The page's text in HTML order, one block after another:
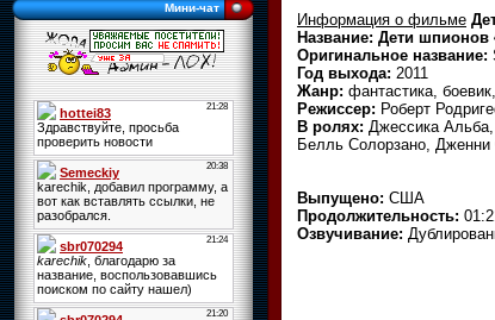
Мини-чат
Информация о фильме
Название: Дети шпионов
Оригинальное название:
Год выхода: 2011
Жанр: фантастика,
Режиссер: Роберт
В ролях: Джессика
Белль Солорзано, Дженни
Выпущено: США
Продолжительность:
Озвучивание: